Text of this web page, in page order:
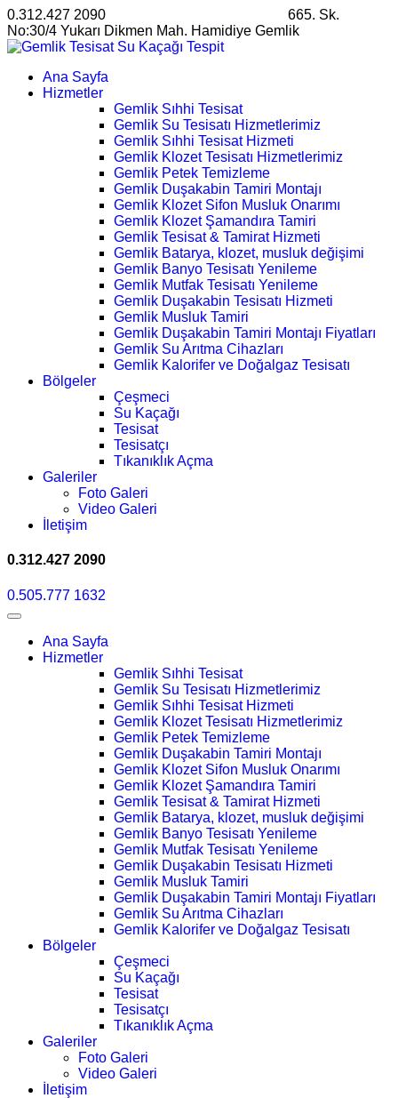
0.312.427 2090
665. Sk.
No:30/4 Yukarı Dikmen Mah. Hamidiye Gemlik
Ana Sayfa
Hizmetler
Gemlik Sıhhi Tesisat
Gemlik Su Tesisatı Hizmetlerimiz
Gemlik Sıhhi Tesisat Hizmeti
Gemlik Klozet Tesisatı Hizmetlerimiz
Gemlik Petek Temizleme
Gemlik Duşakabin Tamiri Montajı
Gemlik Klozet Sifon Musluk Onarımı
Gemlik Klozet Şamandıra Tamiri
Gemlik Tesisat & Tamirat Hizmeti
Gemlik Batarya, klozet, musluk değişimi
Gemlik Banyo Tesisatı Yenileme
Gemlik Mutfak Tesisatı Yenileme
Gemlik Duşakabin Tesisatı Hizmeti
Gemlik Musluk Tamiri
Gemlik Duşakabin Tamiri Montajı Fiyatları
Gemlik Su Arıtma Cihazları
Gemlik Kalorifer ve Doğalgaz Tesisatı
Bölgeler
Çeşmeci
Su Kaçağı
Tesisat
Tesisatçı
Tıkanıklık Açma
Galeriler
Foto Galeri
Video Galeri
İletişim
0.312.427 2090
0.505.777 1632
Ana Sayfa
Hizmetler
Gemlik Sıhhi Tesisat
Gemlik Su Tesisatı Hizmetlerimiz
Gemlik Sıhhi Tesisat Hizmeti
Gemlik Klozet Tesisatı Hizmetlerimiz
Gemlik Petek Temizleme
Gemlik Duşakabin Tamiri Montajı
Gemlik Klozet Sifon Musluk Onarımı
Gemlik Klozet Şamandıra Tamiri
Gemlik Tesisat & Tamirat Hizmeti
Gemlik Batarya, klozet, musluk değişimi
Gemlik Banyo Tesisatı Yenileme
Gemlik Mutfak Tesisatı Yenileme
Gemlik Duşakabin Tesisatı Hizmeti
Gemlik Musluk Tamiri
Gemlik Duşakabin Tamiri Montajı Fiyatları
Gemlik Su Arıtma Cihazları
Gemlik Kalorifer ve Doğalgaz Tesisatı
Bölgeler
Çeşmeci
Su Kaçağı
Tesisat
Tesisatçı
Tıkanıklık Açma
Galeriler
Foto Galeri
Video Galeri
İletişim